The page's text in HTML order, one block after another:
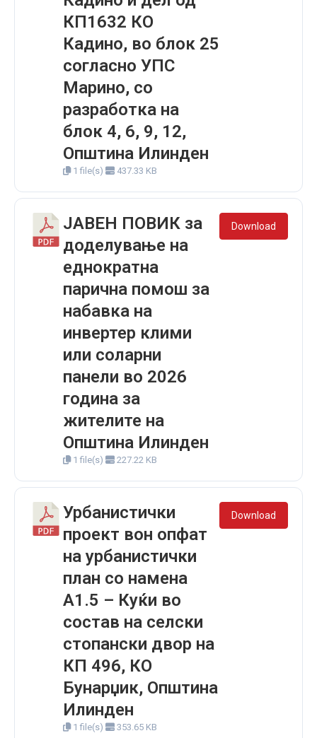
КП1632 КО
Кадино, во блок 25
согласно УПС
Марино, со
разработка на
блок 4, 6, 9, 12,
Општина Илинден
1 file(s) 437.33 KB
ЈАВЕН ПОВИК за
доделување на
еднократна
парична помош за
набавка на
инвертер клими
или соларни
панели во 2026
година за
жителите на
Општина Илинден
1 file(s) 227.22 KB
Download
Урбанистички
проект вон опфат
на урбанистички
план со намена
А1.5 – Куќи во
состав на селски
стопански двор на
КП 496, КО
Бунарџик, Општина
Илинден
1 file(s) 353.65 KB
Download